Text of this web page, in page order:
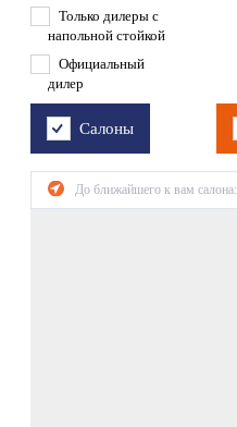
Только дилеры с
напольной стойкой
Официальный
дилер
Салоны
До ближайшего к вам салона: